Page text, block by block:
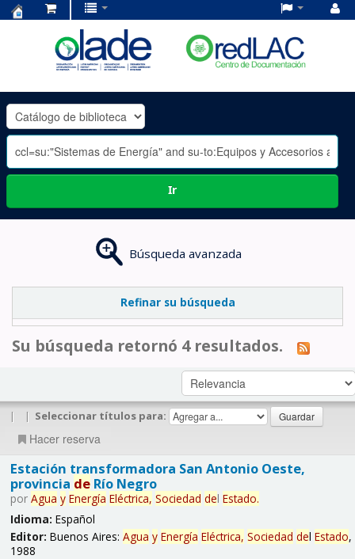
OLADE
-
Ir
Búsqueda avanzada
Refinar su búsqueda
Su búsqueda retornó 4 resultados.
| | Seleccionar títulos para:
Hacer reserva
Estación transformadora San Antonio Oeste,
provincia deRío Negro
por Agua y Energía Eléctrica, Sociedad del Estado.
Idioma: Español
Editor: Buenos Aires: Agua y Energía Eléctrica, Sociedad del Estado,
1988